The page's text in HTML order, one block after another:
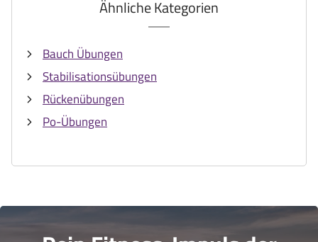
Ähnliche Kategorien
Bauch Übungen
Stabilisationsübungen
Rückenübungen
Po-Übungen